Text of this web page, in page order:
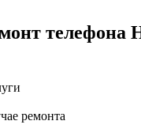
телефона
ремонта